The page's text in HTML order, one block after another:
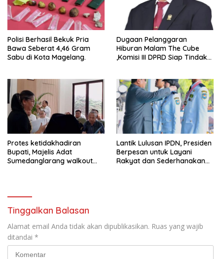
Polisi Berhasil Bekuk Pria
Bawa Seberat 4,46 Gram
Sabu di Kota Magelang.
Dugaan Pelanggaran
Hiburan Malam The Cube
,Komisi III DPRD Siap Tindak
Protes ketidakhadiran
Bupati, Majelis Adat
Sumedanglarang walkout
Lantik Lulusan IPDN, Presiden
Berpesan untuk Layani
Rakyat dan Sederhanakan
Tinggalkan Balasan
Alamat email Anda tidak akan dipublikasikan. Ruas yang wajib
ditandai *